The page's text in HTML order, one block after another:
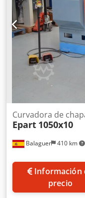
de transporte: 1
indicado no incluye el
IVA deducible para
equipos usados
tipo de maquinaria
Balaguer 410 km
Curvadora de
Epart 1050x10
Información de
precio